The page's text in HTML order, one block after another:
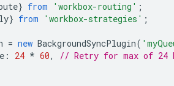
} from 'workbox-routing' ;
} from 'workbox-strategies' ;
= new BackgroundSyncPlugin(
: 24 * 60,
// Retry for max of 24